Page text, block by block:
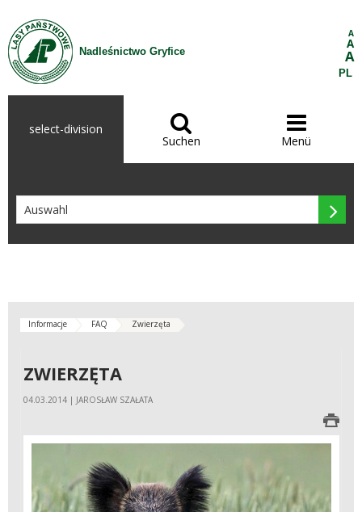
Zum Inhalt wechseln
Nadleśnictwo Gryfice
A
A
A
PL
select-division 
Suchen

Menü

Informacje FAQ Zwierzęta
ZWIERZĘTA
04.03.2014 | JAROSŁAW SZAŁATA